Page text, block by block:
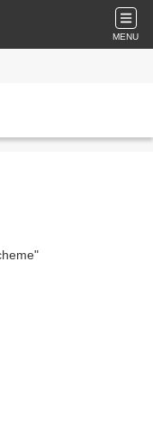
MENU